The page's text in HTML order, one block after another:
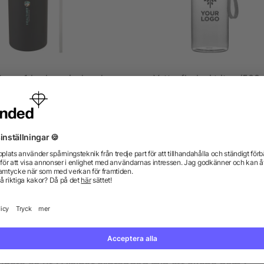
1 l vakuumisolerad
i koppar med två
lock
från 163,72 kr
Vattenflaska i tritan (500
Vi har svaren.